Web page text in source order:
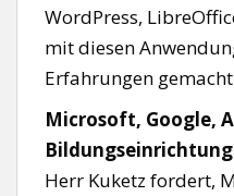
WordPress,
mit diesen
Erfahrungen
Microsoft, Google,
Herr Kuketz fordert,